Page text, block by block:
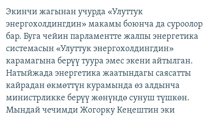
Экинчи жагынан учурда «Улуттук
энергохолдингдин» макамы боюнча да суроолор
бар. Буга чейин парламентте жалпы энергетика
системасын «Улуттук энергохолдингдин»
карамагына берүү туура эмес экени айтылган.
Натыйжада энергетика жаатындагы саясатты
кайрадан өкмөттүн курамында өз алдынча
министрликке берүү жөнүндө сунуш түшкөн.
Мындай чечимди Жогорку Кеңештин эки